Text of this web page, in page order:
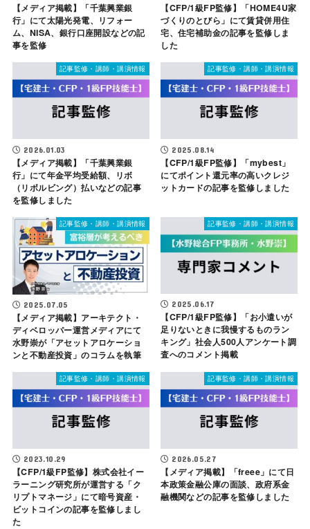
【メディア掲載】「千葉興業銀
行」にて太陽光発電、リフォー
ム、NISA、銀行口座開設などの記
事を監修
【CFP/1級FP監修】「HOME4U家
づくりのとびら」にて賃貸併用住
宅、住宅補助金の記事を監修しま
した
記事監修・講師・講演情報
2026.01.03
【メディア掲載】「千葉興業銀
行」にて年金平均受給額、リボ
（リボルビング）払いなどの記事
を監修しました
記事監修・講師・講演情報
2025.08.14
【CFP/1級FP監修】「mybest」
にてポイント還元率の高いクレジ
ットカードの記事を監修しました
記事監修・講師・講演情報
2025.07.05
【メディア掲載】アーキテクト・
ディベロッパー運営メディアにて
水野崇が「アセットアロケーショ
ンと不動産投資」のコラムを執筆
記事監修・講師・講演情報
2025.06.17
【CFP/1級FP監修】「お小遣いが
足りないときに我慢するものラン
キング」社会人500人アンケート調
査へのコメント掲載
記事監修・講師・講演情報
2023.10.29
【CFP/1級FP監修】株式会社イー
ラーニング研究所が運営する「ク
リプトマネージ」にて暗号資産・
ビットコインの記事を監修しまし
た
記事監修・講師・講演情報
2026.05.27
【メディア掲載】「freee」にて日
本政策金融公庫の面談、政府系金
融機関などの記事を監修しました